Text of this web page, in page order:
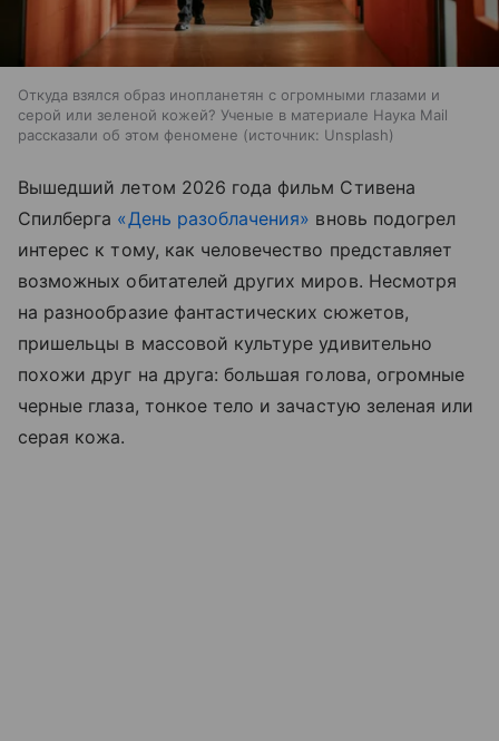
Откуда взялся образ инопланетян с огромными глазами и
серой или зеленой кожей? Ученые в материале Наука Mail
рассказали об этом феномене
источник: Unsplash
Вышедший летом 2026 года фильм Стивена
Спилберга «День разоблачения» вновь подогрел
интерес к тому, как человечество представляет
возможных обитателей других миров. Несмотря
на разнообразие фантастических сюжетов,
пришельцы в массовой культуре удивительно
похожи друг на друга: большая голова, огромные
черные глаза, тонкое тело и зачастую зеленая или
серая кожа.